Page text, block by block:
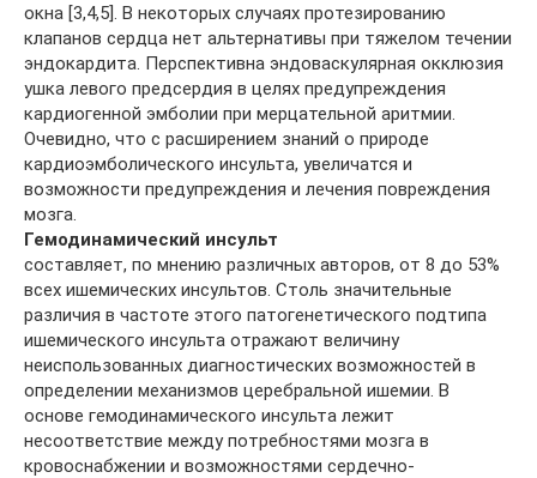
окна [3,4,5]. В некоторых случаях протезированию
клапанов сердца нет альтернативы при тяжелом течении
эндокардита. Перспективна эндоваскулярная окклюзия
ушка левого предсердия в целях предупреждения
кардиогенной эмболии при мерцательной аритмии.
Очевидно, что с расширением знаний о природе
кардиоэмболического инсульта, увеличатся и
возможности предупреждения и лечения повреждения
мозга.
Гемодинамический инсульт
составляет, по мнению различных авторов, от 8 до 53%
всех ишемических инсультов. Столь значительные
различия в частоте этого патогенетического подтипа
ишемического инсульта отражают величину
неиспользованных диагностических возможностей в
определении механизмов церебральной ишемии. В
основе гемодинамического инсульта лежит
несоответствие между потребностями мозга в
кровоснабжении и возможностями сердечно-